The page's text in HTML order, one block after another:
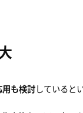
も検討しているとい